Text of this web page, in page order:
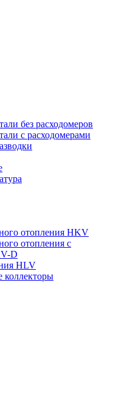
без расходомеров
с расходомерами
отопления HKV
отопления с
D
HLV
коллекторы